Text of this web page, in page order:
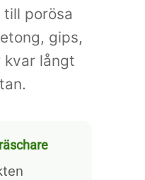
till porösa
gips,
långt